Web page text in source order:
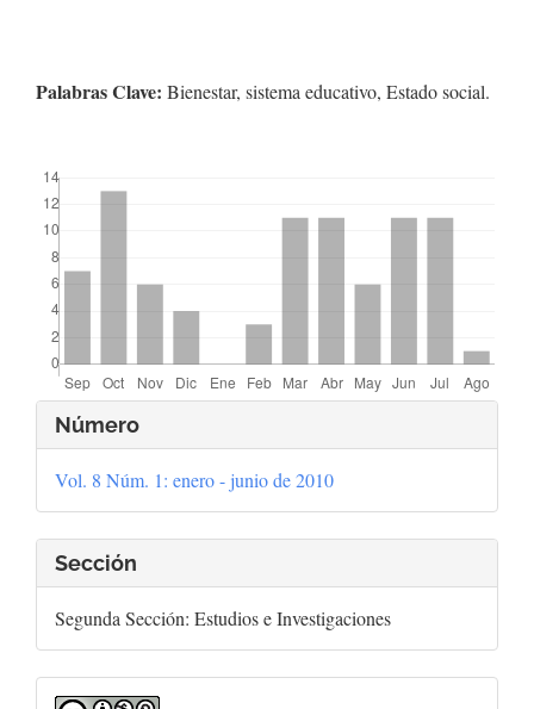
Palabras Clave: Bienestar, sistema educativo, Estado social.
Detalles
del
artículo
Número
Vol. 8 Núm. 1: enero - junio de 2010
Sección
Segunda Sección: Estudios e Investigaciones